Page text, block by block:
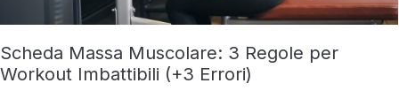
Scheda Massa Muscolare: 3 Regole per
Workout Imbattibili (+3 Errori)